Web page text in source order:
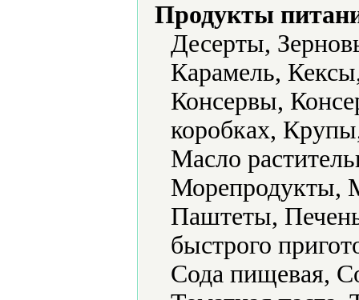
Продукты
Десерты,
Карамель,
Консервы,
коробках,
Масло
Морепродукты,
Паштеты,
быстрого
Сода пищевая,